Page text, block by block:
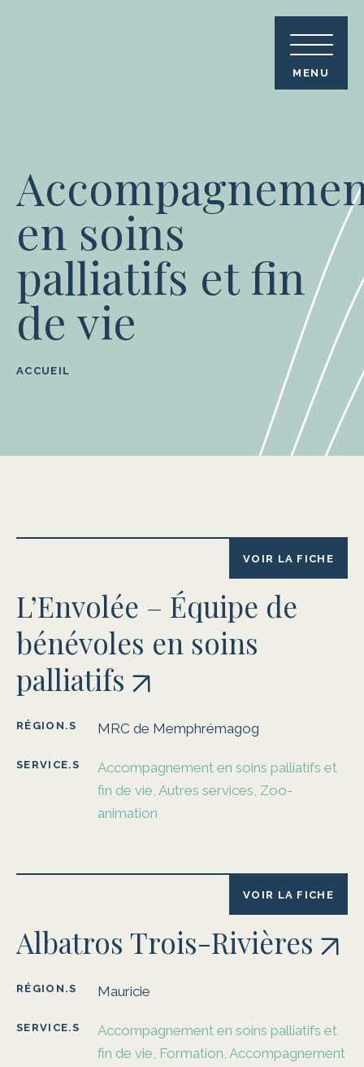
MENU
en soins
palliatifs et fin
de vie
ACCUEIL
VOIR LA FICHE
L’Envolée – Équipe de
bénévoles en soins
palliatifs
RÉGION.S MRC de Memphrémagog
SERVICE.S
Accompagnement en soins palliatifs et
fin de vie, Autres services, Zoo-
animation
VOIR LA FICHE
Albatros Trois-Rivières
RÉGION.S Mauricie
SERVICE.S
Accompagnement en soins palliatifs et
fin de vie, Formation, Accompagnement